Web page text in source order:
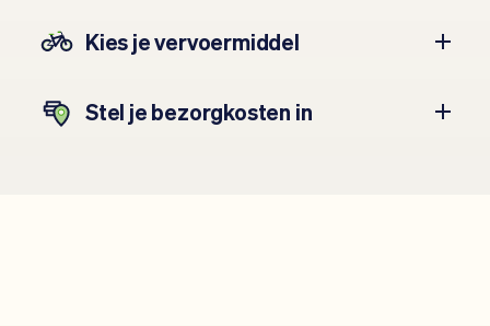
Kies je vervoermiddel
Stel je bezorgkosten in